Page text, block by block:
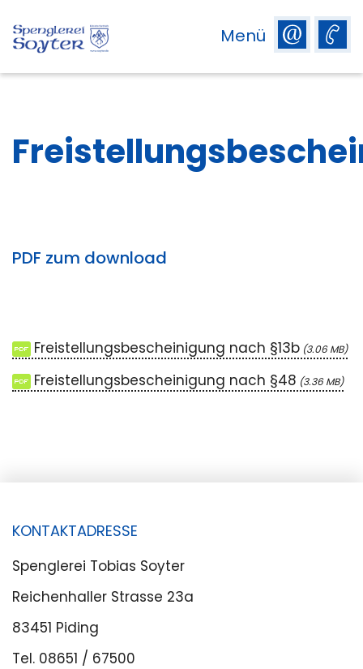
Menü
PDF zum download
Freistellungsbescheinigung nach §13b 3.06 MB
Freistellungsbescheinigung nach §48 3.36 MB
KONTAKTADRESSE
Spenglerei Tobias Soyter
Reichenhaller Strasse 23a
83451 Piding
Tel. 08651 / 67500